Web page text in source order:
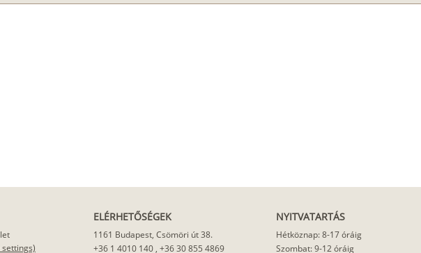
ELÉRHETŐSÉGEK
1161 Budapest, Csömöri út 38.
+36 1 4010 140, +36 30 855 4869
NYITVATARTÁS
Hétköznap: 8-17 óráig
Szombat: 9-12 óráig